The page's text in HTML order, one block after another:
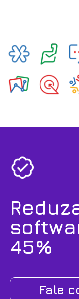
45%
Fale